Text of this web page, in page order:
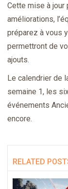
Cette mise à
améliorations,
préparez à vous
permettront de
ajouts.
Le calendrier de
semaine 1, les
événements
encore.
RELATED